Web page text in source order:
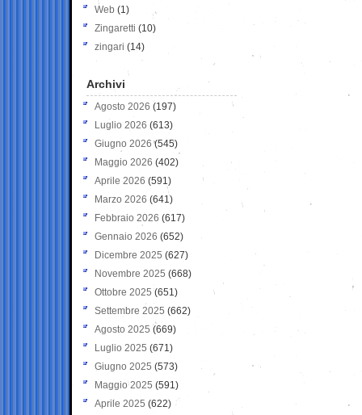
Web (1)
Zingaretti (10)
zingari (14)
Archivi
Agosto 2026 (197)
Luglio 2026 (613)
Giugno 2026 (545)
Maggio 2026 (402)
Aprile 2026 (591)
Marzo 2026 (641)
Febbraio 2026 (617)
Gennaio 2026 (652)
Dicembre 2025 (627)
Novembre 2025 (668)
Ottobre 2025 (651)
Settembre 2025 (662)
Agosto 2025 (669)
Luglio 2025 (671)
Giugno 2025 (573)
Maggio 2025 (591)
Aprile 2025 (622)